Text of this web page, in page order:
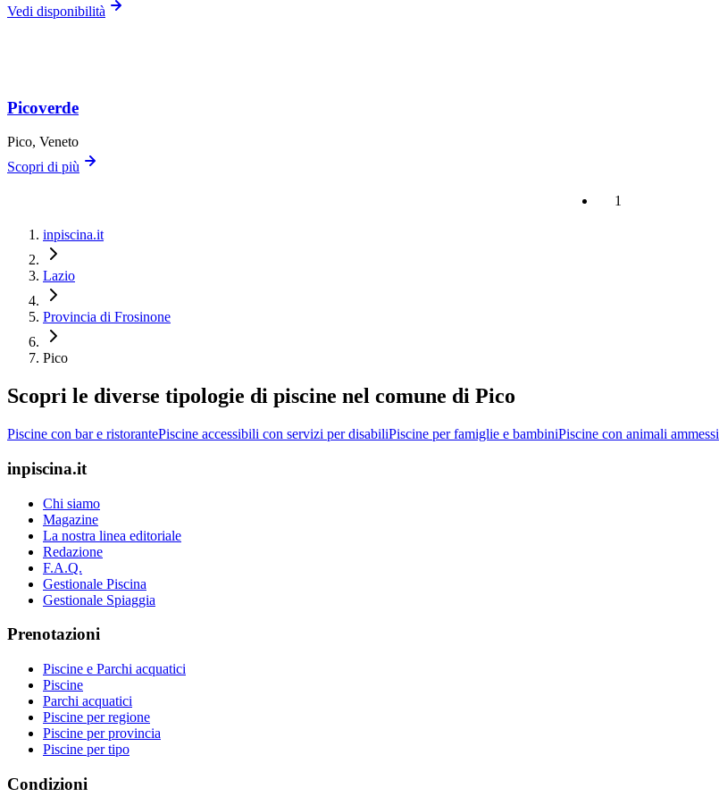
Vedi disponibilità
Picoverde
Pico, Veneto
Scopri di più
1
inpiscina.it
Lazio
Provincia di Frosinone
Pico
Scopri le diverse tipologie di piscine nel comune di Pico
Piscine con bar e ristorantePiscine accessibili con servizi per disabiliPiscine per famiglie e bambiniPiscine con animali ammessi
inpiscina.it
Chi siamo
Magazine
La nostra linea editoriale
Redazione
F.A.Q.
Gestionale Piscina
Gestionale Spiaggia
Prenotazioni
Piscine e Parchi acquatici
Piscine
Parchi acquatici
Piscine per regione
Piscine per provincia
Piscine per tipo
Condizioni